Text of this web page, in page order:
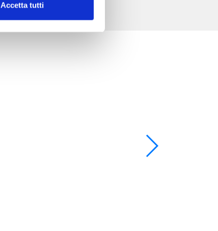
Accetta tutti